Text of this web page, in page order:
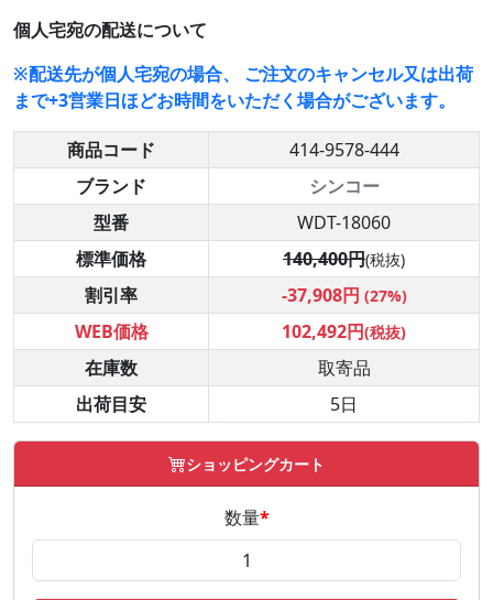
個人宅宛の配送について
※配送先が個人宅宛の場合、 ご注文のキャンセル又は出荷
まで+3営業日ほどお時間をいただく場合がございます。
商品コード
414-9578-444
ブランド
シンコー
型番
WDT-18060
標準価格
140,400円(税抜)
割引率 -37,908円 (27%)
WEB価格 102,492円(税抜)
在庫数
取寄品
出荷目安
5日
ショッピングカート
数量*